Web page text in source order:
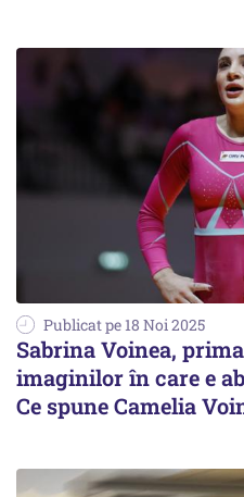
Publicat pe 18 Noi 2025
Sabrina Voinea,
imaginilor în care e
Ce spune Camelia